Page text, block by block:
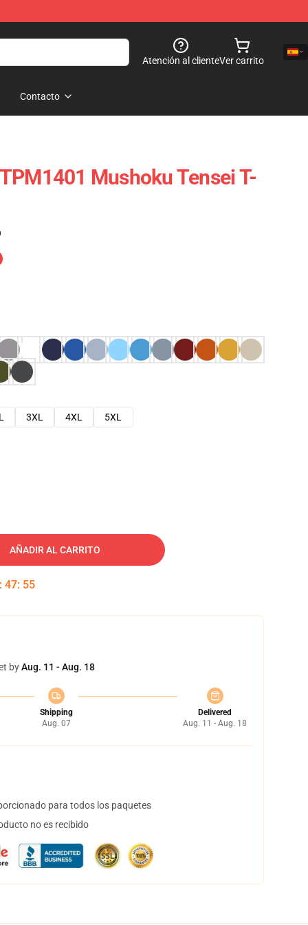
Atención al clienteVer carrito
Contacto
Mushoku Tensei T-
3XL 4XL
5XL
AÑADIR AL CARRITO
: 47: 54
byAug. 11 - Aug. 18
Shipping
Aug. 07
Delivered
Aug. 11 - Aug. 18
para todos los paquetes
no es recibido